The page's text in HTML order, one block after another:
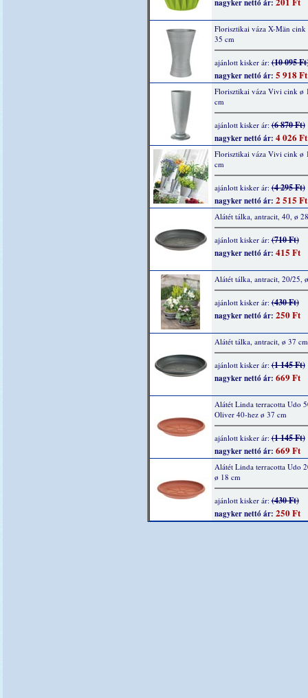
nagyker nettó ár:
Florisztikai váza X-Män
35 cm
ajánlott kisker ár:(10 095
nagyker nettó ár: 5 918 Ft
Florisztikai váza Vivi cink ø
cm
ajánlott kisker ár:(6 870 Ft)
nagyker nettó ár: 4 026 Ft
Florisztikai váza Vivi cink ø
cm
ajánlott kisker ár:(4 295 Ft)
nagyker nettó ár: 2 515 Ft
Alátét tálka, antracit, 40, ø
ajánlott kisker ár:(710 Ft)
nagyker nettó ár: 415 Ft
Alátét tálka, antracit, 20/25,
ajánlott kisker ár:(430 Ft)
nagyker nettó ár: 250 Ft
Alátét tálka, antracit, ø 37 cm
ajánlott kisker ár:(1 145 Ft)
nagyker nettó ár: 669 Ft
Alátét Linda terracotta Udo
Oliver 40-hez ø 37 cm
ajánlott kisker ár:(1 145 Ft)
nagyker nettó ár: 669 Ft
Alátét Linda terracotta Udo
ø 18 cm
ajánlott kisker ár:(430 Ft)
nagyker nettó ár: 250 Ft